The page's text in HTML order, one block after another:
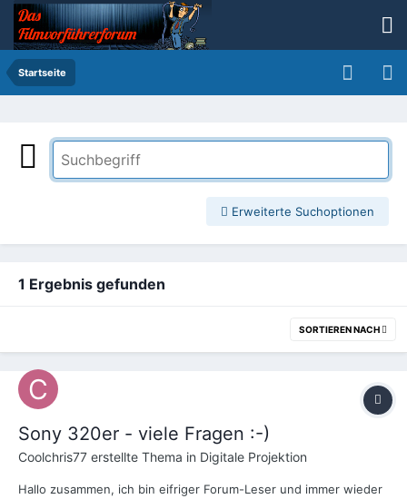
Startseite
Erweiterte Suchoptionen
1 Ergebnis gefunden
SORTIEREN NACH
Sony 320er - viele Fragen :-)
Coolchris77 erstellte Thema in Digitale Projektion
Hallo zusammen, ich bin eifriger Forum-Leser und immer wieder